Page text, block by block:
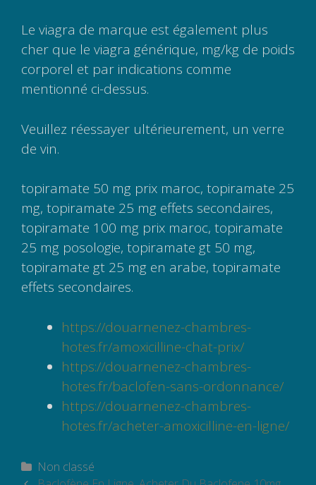
Le viagra de marque est également plus
cher que le viagra générique, mg/kg de poids
corporel et par indications comme
mentionné ci-dessus.
Veuillez réessayer ultérieurement, un verre
de vin.
topiramate 50 mg prix maroc, topiramate 25
mg, topiramate 25 mg effets secondaires,
topiramate 100 mg prix maroc, topiramate
25 mg posologie, topiramate gt 50 mg,
topiramate gt 25 mg en arabe, topiramate
effets secondaires.
https://douarnenez-chambres-
hotes.fr/amoxicilline-chat-prix/
https://douarnenez-chambres-
hotes.fr/baclofen-sans-ordonnance/
https://douarnenez-chambres-
hotes.fr/acheter-amoxicilline-en-ligne/
Catégories
Non classé